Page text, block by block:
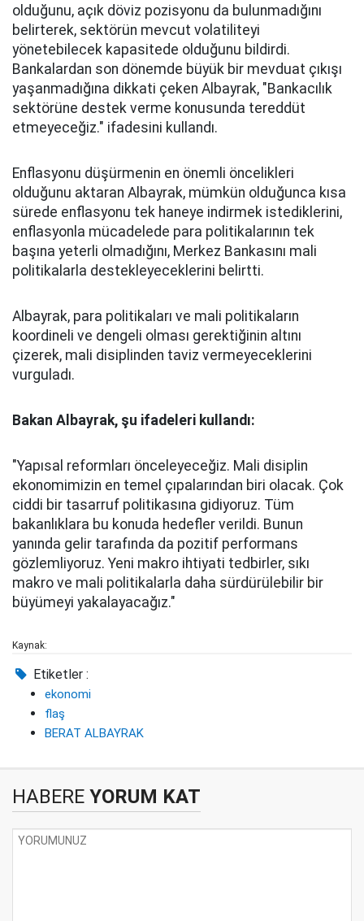
olduğunu, açık döviz pozisyonu da bulunmadığını
belirterek, sektörün mevcut volatiliteyi
yönetebilecek kapasitede olduğunu bildirdi.
Bankalardan son dönemde büyük bir mevduat çıkışı
yaşanmadığına dikkati çeken Albayrak, "Bankacılık
sektörüne destek verme konusunda tereddüt
etmeyeceğiz." ifadesini kullandı.
Enflasyonu düşürmenin en önemli öncelikleri
olduğunu aktaran Albayrak, mümkün olduğunca kısa
sürede enflasyonu tek haneye indirmek istediklerini,
enflasyonla mücadelede para politikalarının tek
başına yeterli olmadığını, Merkez Bankasını mali
politikalarla destekleyeceklerini belirtti.
Albayrak, para politikaları ve mali politikaların
koordineli ve dengeli olması gerektiğinin altını
çizerek, mali disiplinden taviz vermeyeceklerini
vurguladı.
Bakan Albayrak, şu ifadeleri kullandı:
"Yapısal reformları önceleyeceğiz. Mali disiplin
ekonomimizin en temel çıpalarından biri olacak. Çok
ciddi bir tasarruf politikasına gidiyoruz. Tüm
bakanlıklara bu konuda hedefler verildi. Bunun
yanında gelir tarafında da pozitif performans
gözlemliyoruz. Yeni makro ihtiyati tedbirler, sıkı
makro ve mali politikalarla daha sürdürülebilir bir
büyümeyi yakalayacağız."
Kaynak:
Etiketler :
ekonomi
flaş
BERAT ALBAYRAK
HABERE YORUM KAT